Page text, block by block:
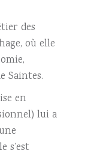
des
où elle
Saintes.
en
lui a
s’est